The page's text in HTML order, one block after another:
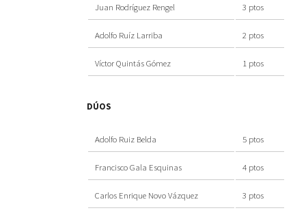
Juan Rodríguez Rengel 3 ptos
Adolfo Ruíz Larriba 2 ptos
Víctor Quintás Gómez 1 ptos
DÚOS
Adolfo Ruiz Belda 5 ptos
Francisco Gala Esquinas 4 ptos
Carlos Enrique Novo Vázquez 3 ptos